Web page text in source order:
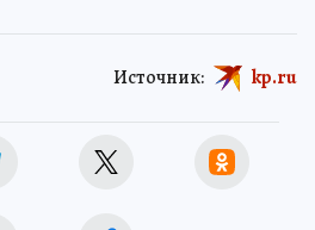
Источник: kp.ru